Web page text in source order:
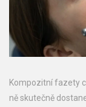
Kompozitní fazety
ně skutečně